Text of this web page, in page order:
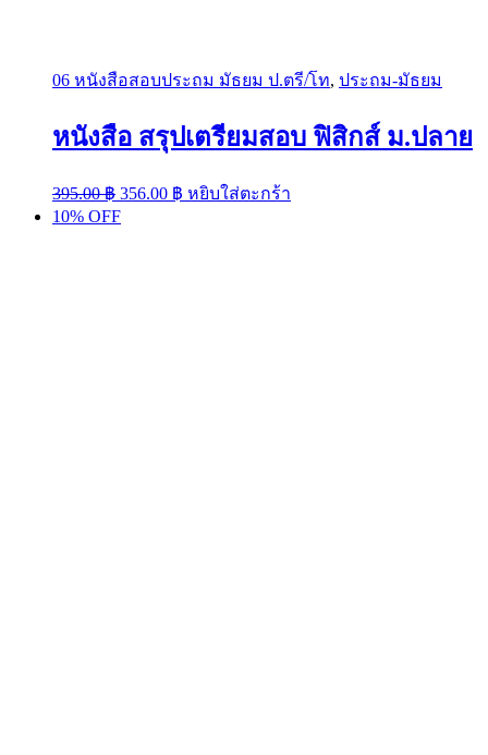
06 หนังสือสอบประถม มัธยม ป.ตรี/โท, ประถม-มัธยม
หนังสือ สรุปเตรียมสอบ ฟิสิกส์ ม.ปลาย
395.00฿ Original
price
was:
356.00 ฿ Current
price
หยิบใส่ตะกร้า
10% OFF